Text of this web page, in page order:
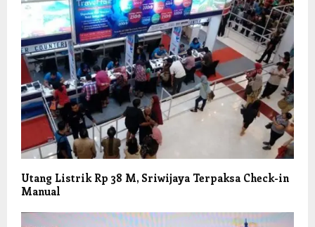
Utang Listrik Rp 38 M, Sriwijaya Terpaksa Check-in
Manual